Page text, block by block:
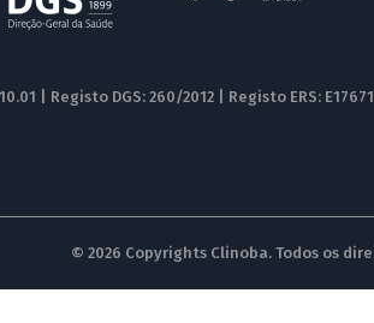
| Registo DGS: 260/2012 | Registo ERS:
© 2026 Copyrights Clinoba. Todos os